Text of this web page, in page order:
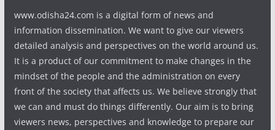
www.odisha24.com is a digital form of news and
information dissemination. We want to give our viewers
detailed analysis and perspectives on the world around us.
It is a product of our commitment to make changes in the
mindset of the people and the administration on every
front of the society that affects us. We believe strongly that
we can and must do things differently. Our aim is to bring
viewers news, perspectives and knowledge to prepare our